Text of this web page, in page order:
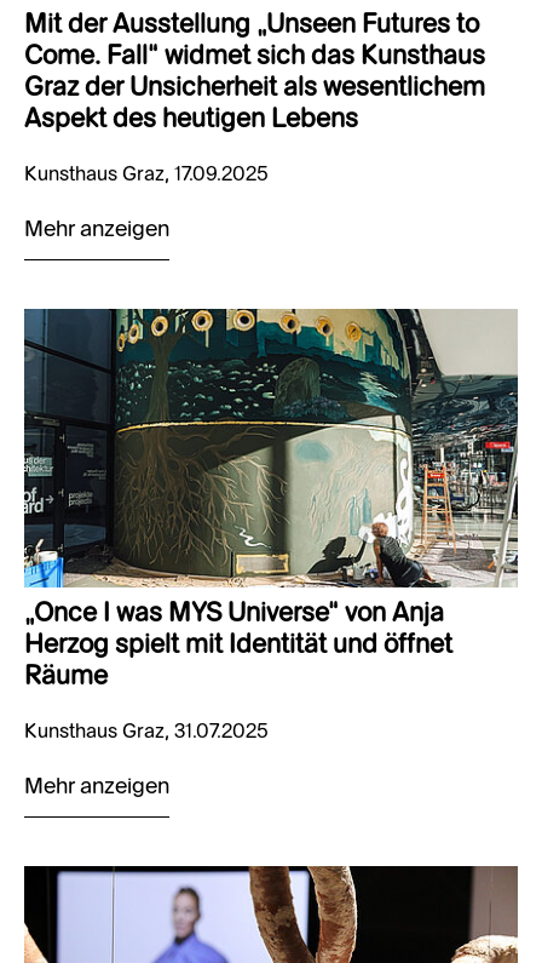
Mit der Ausstellung „Unseen Futures to
Come. Fall“ widmet sich das Kunsthaus
Graz der Unsicherheit als wesentlichem
Aspekt des heutigen Lebens
Kunsthaus Graz, 17.09.2025
Mehr anzeigen
„Once I was MYS Universe“ von Anja
Herzog spielt mit Identität und öffnet
Räume
Kunsthaus Graz, 31.07.2025
Mehr anzeigen